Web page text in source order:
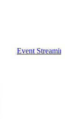
Event